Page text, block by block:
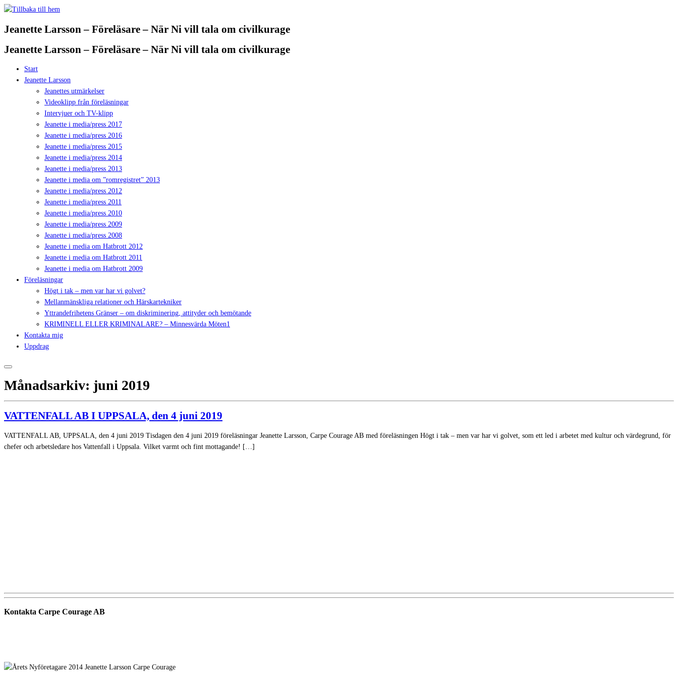
Hoppa
innehåll
Jeanette Larsson – Föreläsare – När Ni vill tala om civilkurage
Jeanette Larsson – Föreläsare – När Ni vill tala om civilkurage
Start
Jeanette Larsson
Jeanettes utmärkelser
Videoklipp från föreläsningar
Intervjuer och TV-klipp
Jeanette i media/press 2017
Jeanette i media/press 2016
Jeanette i media/press 2015
Jeanette i media/press 2014
Jeanette i media/press 2013
Jeanette i media om ”romregistret” 2013
Jeanette i media/press 2012
Jeanette i media/press 2011
Jeanette i media/press 2010
Jeanette i media/press 2009
Jeanette i media/press 2008
Jeanette i media om Hatbrott 2012
Jeanette i media om Hatbrott 2011
Jeanette i media om Hatbrott 2009
Föreläsningar
Högt i tak – men var har vi golvet?
Mellanmänskliga relationer och Härskartekniker
Yttrandefrihetens Gränser – om diskriminering, attityder och bemötande
KRIMINELL ELLER KRIMINALARE? – Minnesvärda Möten1
Kontakta mig
Uppdrag
Månadsarkiv: juni 2019
VATTENFALL AB I UPPSALA, den 4 juni 2019
VATTENFALL AB, UPPSALA, den 4 juni 2019 Tisdagen den 4 juni 2019 föreläsningar Jeanette Larsson, Carpe Courage AB med föreläsningen Högt i tak – men var har vi golvet, som ett led i arbetet med kultur och värdegrund, för
chefer och arbetsledare hos Vattenfall i Uppsala. Vilket varmt och fint mottagande! […]
Kontakta Carpe Courage AB